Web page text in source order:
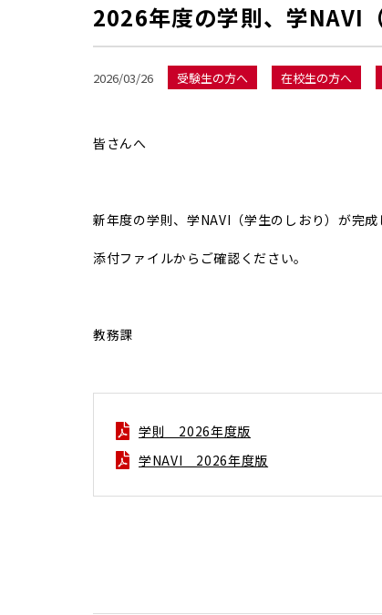
2026年度の学則、学NAVI
2026/03/26 受験生の方へ 在校生の方へ
皆さんへ
新年度の学則、学NAVI（学生のしおり）が完成
添付ファイルからご確認ください。
教務課
学則 2026年度版
学NAVI 2026年度版